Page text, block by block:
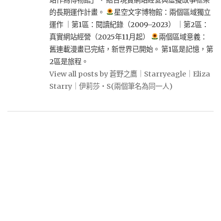
的長期運作計畫。
星空文字博物館：兩個區域獨立
運作 ｜第1區：閱讀紀錄（2009–2023） ｜第2區：
真實網站經營（2025年11月起）
兩個區域意義：
舊連載漫畫已完結，新世界已開始。 第1區是記憶，第
2區是旅程。
View all posts by 蒼野之鷹｜Starryeagle｜Eliza
Starry｜伊莉莎・S(兩個筆名為同一人)